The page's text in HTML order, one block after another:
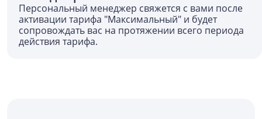
Персональный менеджер свяжется с вами после
активации тарифа "Максимальный" и будет
сопровождать вас на протяжении всего периода
действия тарифа.